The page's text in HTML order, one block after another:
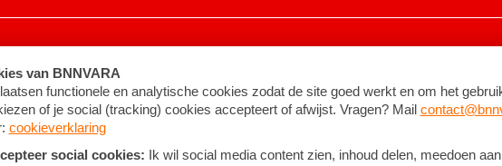
Algemene voorwaarden ©2026BNNVARA